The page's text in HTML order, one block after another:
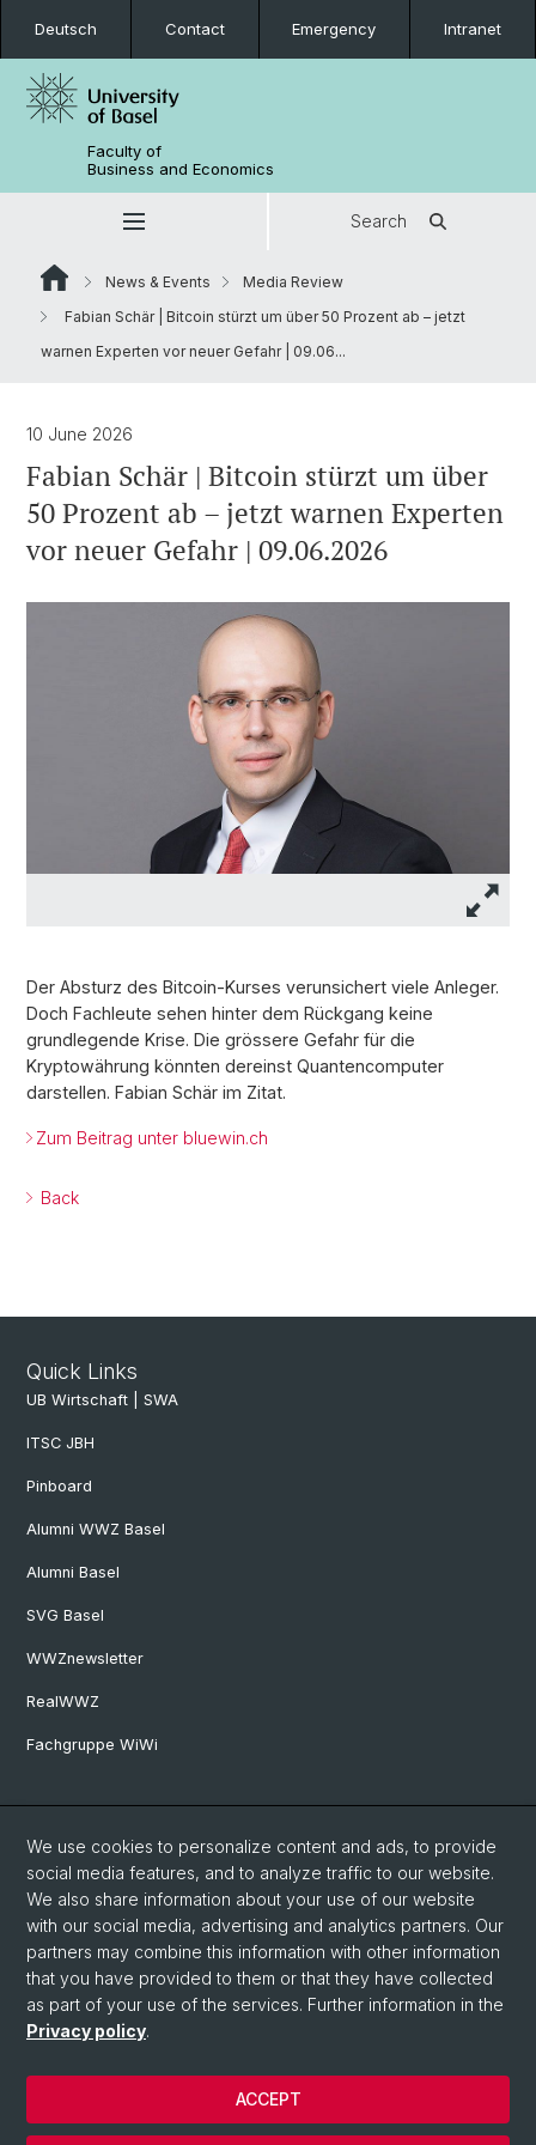
Deutsch Contact Emergency Intranet
Faculty of
Business and Economics
Search
News & Events
Media Review
Fabian Schär | Bitcoin stürzt um über 50 Prozent ab – jetzt
warnen Experten vor neuer Gefahr | 09.06...
10 June 2026
Fabian Schär | Bitcoin stürzt um über
50 Prozent ab – jetzt warnen Experten
vor neuer Gefahr | 09.06.2026
Der Absturz des Bitcoin-Kurses verunsichert viele Anleger.
Doch Fachleute sehen hinter dem Rückgang keine
grundlegende Krise. Die grössere Gefahr für die
Kryptowährung könnten dereinst Quantencomputer
darstellen. Fabian Schär im Zitat.
Zum Beitrag unter bluewin.ch
Back
Quick Links
UB Wirtschaft | SWA
ITSC JBH
Pinboard
Alumni WWZ Basel
Alumni Basel
SVG Basel
WWZnewsletter
RealWWZ
Fachgruppe WiWi
LinkedIn
Youtube
WWZFaculty Blog
We use cookies to personalize content and ads, to provide
social media features, and to analyze traffic to our website.
We also share information about your use of our website
with our social media, advertising and analytics partners. Our
partners may combine this information with other information
that you have provided to them or that they have collected
as part of your use of the services. Further information in the
Privacy policy.
ACCEPT